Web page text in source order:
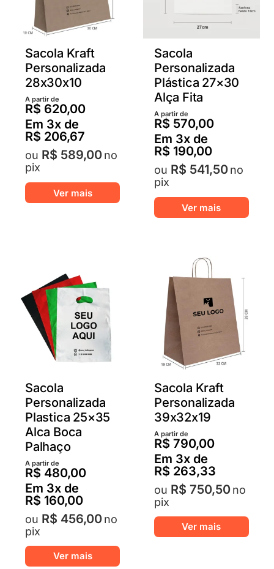
Sacola Kraft
Personalizada
28x30x10
A partir de
R$ 620,00
Em 3x de
R$ 206,67
R$ 589,00no
pix
Ver mais
Este
produto
escolhidas
Sacola
Personalizada
Plástica 27×30
Alça Fita
A partir de
R$ 570,00
Em 3x de
R$ 190,00
R$ 541,50no
pix
Ver mais
Este
Sacola
Personalizada
Plastica 25×35
Alca Boca
Palhaço
A partir de
R$ 480,00
Em 3x de
R$ 160,00
R$ 456,00no
pix
Ver mais
Este
produto
Sacola Kraft
Personalizada
39x32x19
A partir de
R$ 790,00
Em 3x de
R$ 263,33
R$ 750,50no
pix
Ver mais
Este